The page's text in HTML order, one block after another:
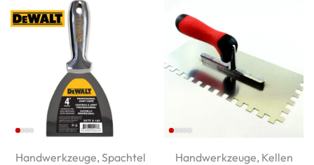
Handwerkzeuge, Spachtel Handwerkzeuge, Kellen